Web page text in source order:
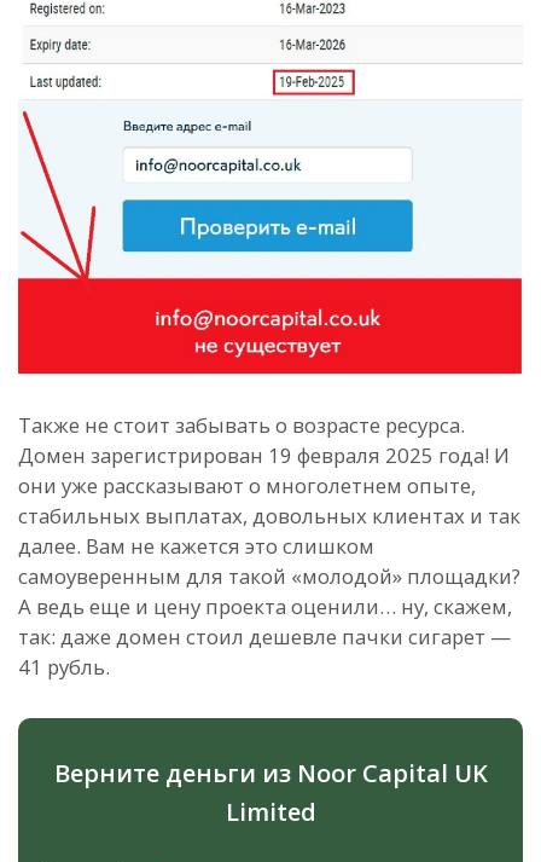
Также не стоит забывать о возрасте ресурса.
Домен зарегистрирован 19 февраля 2025 года! И
они уже рассказывают о многолетнем опыте,
стабильных выплатах, довольных клиентах и так
далее. Вам не кажется это слишком
самоуверенным для такой «молодой» площадки?
А ведь еще и цену проекта оценили… ну, скажем,
так: даже домен стоил дешевле пачки сигарет —
41 рубль.
Верните деньги из Noor Capital UK
Limited